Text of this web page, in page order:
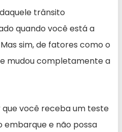
trânsito
quando você está a
sim, de fatores como o
mudou completamente a
que você receba um teste
embarque e não possa